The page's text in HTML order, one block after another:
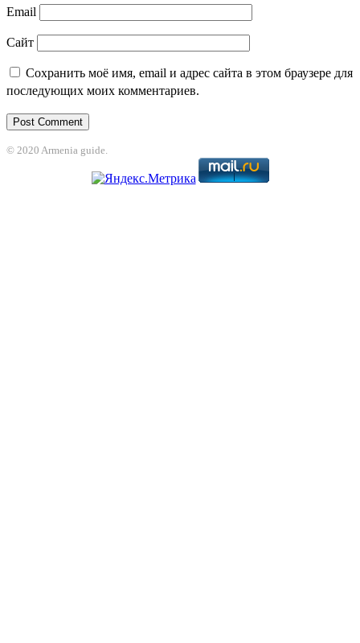
Email
Сайт
Сохранить моё имя, email и адрес сайта в этом браузере для
последующих моих комментариев.
© 2020 Armenia guide.